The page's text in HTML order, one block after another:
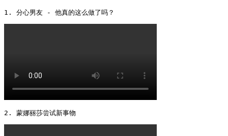
1. 分心男友 - 他真的这么做了吗？
2. 蒙娜丽莎尝试新事物